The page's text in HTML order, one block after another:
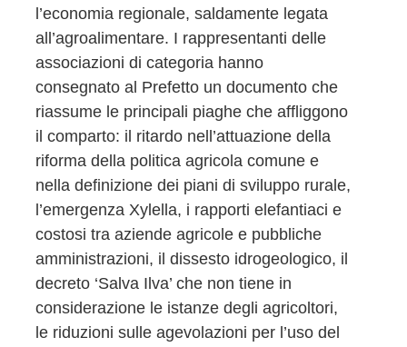
l’economia regionale, saldamente legata
all’agroalimentare. I rappresentanti delle
associazioni di categoria hanno
consegnato al Prefetto un documento che
riassume le principali piaghe che affliggono
il comparto: il ritardo nell’attuazione della
riforma della politica agricola comune e
nella definizione dei piani di sviluppo rurale,
l’emergenza Xylella, i rapporti elefantiaci e
costosi tra aziende agricole e pubbliche
amministrazioni, il dissesto idrogeologico, il
decreto ‘Salva Ilva’ che non tiene in
considerazione le istanze degli agricoltori,
le riduzioni sulle agevolazioni per l’uso del